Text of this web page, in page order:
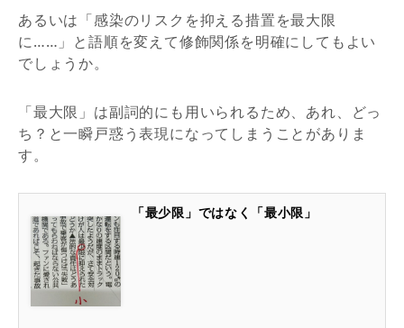
あるいは「感染のリスクを抑える措置を最大限
に……」と語順を変えて修飾関係を明確にしてもよい
でしょうか。
「最大限」は副詞的にも用いられるため、あれ、どっ
ち？と一瞬戸惑う表現になってしまうことがありま
す。
「最少限」ではなく「最小限」